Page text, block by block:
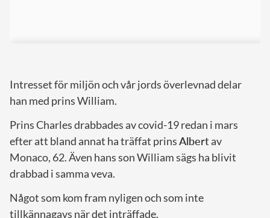
Intresset för miljön och vår jords överlevnad delar
han med prins William.
Prins Charles drabbades av covid-19 redan i mars
efter att bland annat ha träffat prinsAlbertav
Monaco, 62. Även hans son William sägs ha blivit
drabbad i samma veva.
Något som kom fram nyligen och som inte
tillkännagavs när det inträffade.